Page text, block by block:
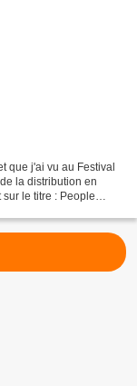
que j'ai vu au Festival
la distribution en
le titre : People